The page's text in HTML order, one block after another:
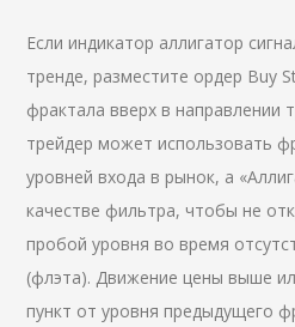
Если индикатор аллигатор
тренде, разместите ордер Buy
фрактала вверх в направлении
трейдер может использовать
уровней входа в рынок, а
качестве фильтра, чтобы не
пробой уровня во время
(флэта). Движение цены выше
пункт от уровня предыдущего